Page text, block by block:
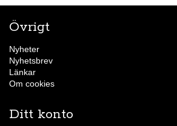
Övrigt
Nyheter
Nyhetsbrev
Länkar
Om cookies
Ditt konto